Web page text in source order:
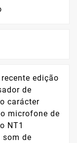
edição
de
carácter
microfone de
NT1
som de